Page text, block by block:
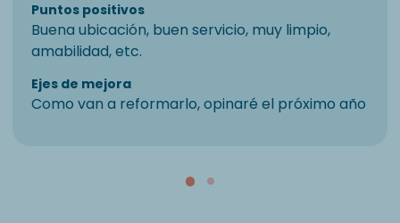
Puntos positivos
Buena ubicación, buen servicio, muy limpio,
amabilidad, etc.
Ejes de mejora
Como van a reformarlo, opinaré el próximo año